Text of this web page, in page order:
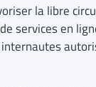
la libre
services en